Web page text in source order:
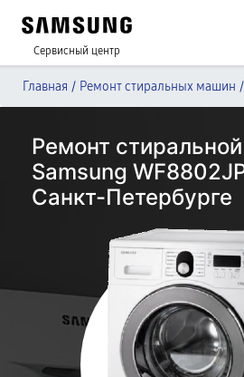
Сервисный центр
Главная / Ремонт стиральных машин /
Ремонт
Samsung
Санкт-Петербурге